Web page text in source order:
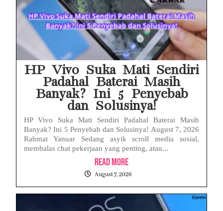
HP Vivo Suka Mati Sendiri
Padahal Baterai Masih
Banyak? Ini 5 Penyebab
dan Solusinya!
HP Vivo Suka Mati Sendiri Padahal Baterai Masih
Banyak? Ini 5 Penyebab dan Solusinya! August 7, 2026
Rahmat Yanuar Sedang asyik scroll media sosial,
membalas chat pekerjaan yang penting, atau...
Read More
August 7, 2026